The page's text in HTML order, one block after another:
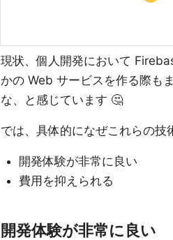
現状、個人開発において
かの Web サービスを作る際も
な、と感じています 🤔
では、具体的になぜこれらの技
開発体験が非常に良い
費用を抑えられる
開発体験が非常に良い